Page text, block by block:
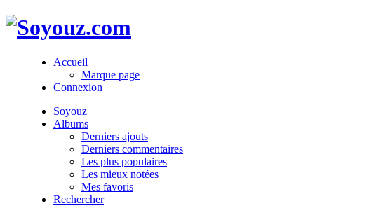
Accueil
Marque page
Connexion
Soyouz
Albums
Derniers ajouts
Derniers commentaires
Les plus populaires
Les mieux notées
Mes favoris
Rechercher